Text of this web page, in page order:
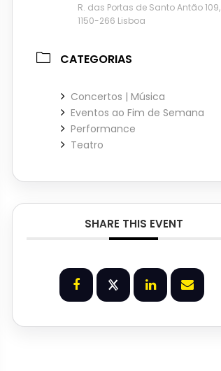
R. das Portas de Santo Antão 109,
1150-266 Lisboa
CATEGORIAS
Concertos | Música
Eventos ao Fim de Semana
Performance
Teatro
SHARE THIS EVENT